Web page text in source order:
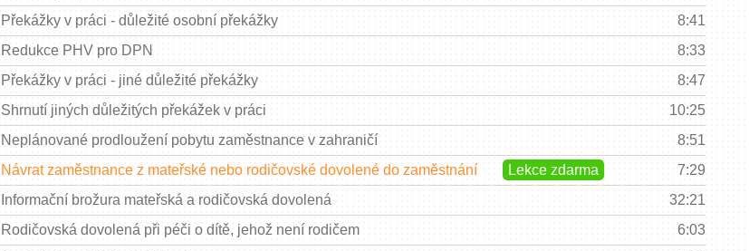
Překážky v práci - důležité osobní překážky
8:41
Redukce PHV pro DPN
8:33
Překážky v práci - jiné důležité překážky
8:47
Shrnutí jiných důležitých překážek v práci
10:25
Neplánované prodloužení pobytu zaměstnance v zahraničí
8:51
Návrat zaměstnance z mateřské nebo rodičovské dovolené do zaměstnání Lekce zdarma
7:29
Informační brožura mateřská a rodičovská dovolená
32:21
Rodičovská dovolená při péči o dítě, jehož není rodičem
6:03